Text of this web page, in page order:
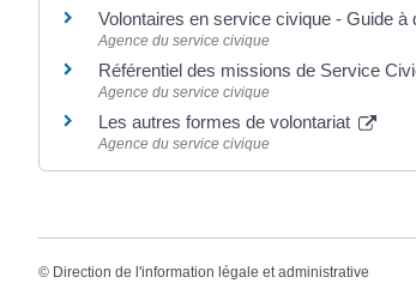
Volontaires en service civique - Guide
Agence du service civique
Référentiel des missions de Service
Agence du service civique
Les autres formes de volontariat
Agence du service civique
© Direction de l'information légale et administrative